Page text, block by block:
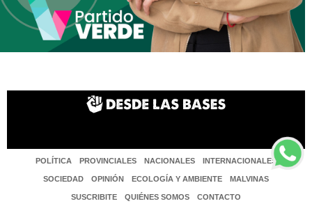
POLÍTICA PROVINCIALES NACIONALES INTERNACIONALES
SOCIEDAD OPINIÓN ECOLOGÍA Y AMBIENTE MALVINAS
SUSCRIBITE QUIÉNES SOMOS CONTACTO